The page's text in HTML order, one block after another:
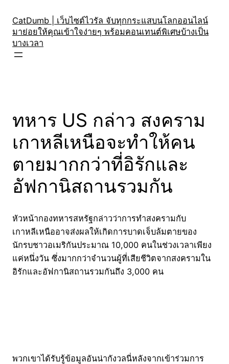
content
CatDumb | เว็บไซต์ไวรัล จับทุกกระแสบนโลกออนไลน์
มาย่อยให้คุณเข้าใจง่ายๆ พร้อมคอนเทนต์พิเศษบ้างเป็น
บางเวลา
ทหาร US กล่าว สงคราม
เกาหลีเหนือจะทำให้คน
ตายมากกว่าที่อิรักและ
อัฟกานิสถานรวมกัน
หัวหน้ากองทหารสหรัฐกล่าวว่าการทำสงครามกับ
เกาหลีเหนืออาจส่งผลให้เกิดการบาดเจ็บล้มตายของ
นักรบชาวอเมริกันประมาณ 10,000 คนในช่วงเวลาเพียง
แค่หนึ่งวัน ซึ่งมากกว่าจำนวนผู้ที่เสียชีวิตจากสงครามใน
อิรักและอัฟกานิสถานรวมกันถึง 3,000 คน
พวกเขาได้รับรู้ข้อมูลอันน่ากังวลนี่หลังจากเข้าร่วมการ